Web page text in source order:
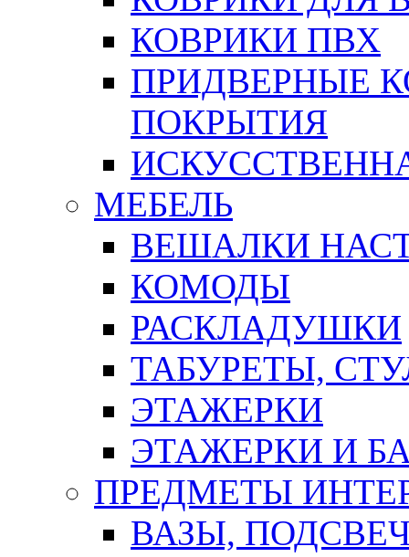
КОВРИКИ ПВХ
ПРИДВЕРНЫЕ
ПОКРЫТИЯ
МЕБЕЛЬ
ВЕШАЛКИ
КОМОДЫ
РАСКЛАДУШКИ
ТАБУРЕТЫ,
ЭТАЖЕРКИ
ЭТАЖЕРКИ И
ПРЕДМЕТЫ
ВАЗЫ,